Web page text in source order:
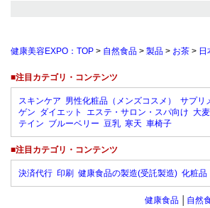
健康美容EXPO：TOP > 自然食品 > 製品 > お茶 > 日
■注目カテゴリ・コンテンツ
スキンケア 男性化粧品（メンズコスメ） サプリ
ゲン ダイエット エステ・サロン・スパ向け 大
テイン ブルーベリー 豆乳 寒天 車椅子
■注目カテゴリ・コンテンツ
決済代行 印刷 健康食品の製造(受託製造) 化粧品
健康食品 自然